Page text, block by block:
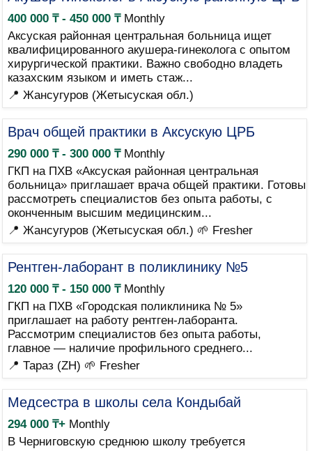
400 000 ₸ - 450 000 ₸Monthly
Аксуская районная центральная больница ищет
квалифицированного акушера-гинеколога с опытом
хирургической практики. Важно свободно владеть
казахским языком и иметь стаж...
📍 Жансугуров (Жетысуская обл.)
Врач общей практики в Аксускую ЦРБ
290 000 ₸ - 300 000 ₸Monthly
ГКП на ПХВ «Аксуская районная центральная
больница» приглашает врача общей практики. Готовы
рассмотреть специалистов без опыта работы, с
оконченным высшим медицинским...
📍 Жансугуров (Жетысуская обл.) 🌱 Fresher
Рентген-лаборант в поликлинику №5
120 000 ₸ - 150 000 ₸Monthly
ГКП на ПХВ «Городская поликлиника № 5»
приглашает на работу рентген-лаборанта.
Рассмотрим специалистов без опыта работы,
главное — наличие профильного среднего...
📍 Тараз (ZH) 🌱 Fresher
Медсестра в школы села Кондыбай
294 000 ₸+Monthly
В Черниговскую среднюю школу требуется